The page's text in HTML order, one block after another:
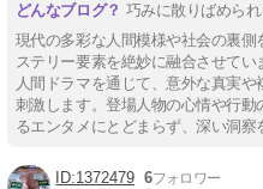
巧みに散りばめら
現代の多彩な人間模様や社会の裏側
ステリー要素を絶妙に融合させて
人間ドラマを通じて、意外な真実
刺激します。登場人物の心情や行
るエンタメにとどまらず、深い洞察
1372479 6